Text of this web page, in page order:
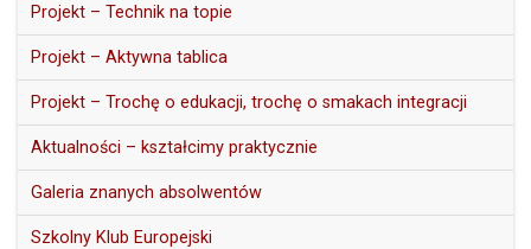
Projekt – Technik na topie
Projekt – Aktywna tablica
Projekt – Trochę o edukacji, trochę o smakach integracji
Aktualności – kształcimy praktycznie
Galeria znanych absolwentów
Szkolny Klub Europejski